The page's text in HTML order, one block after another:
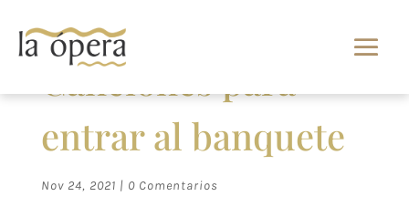
Canciones para
entrar al banquete
Nov 24, 2021 | 0 Comentarios